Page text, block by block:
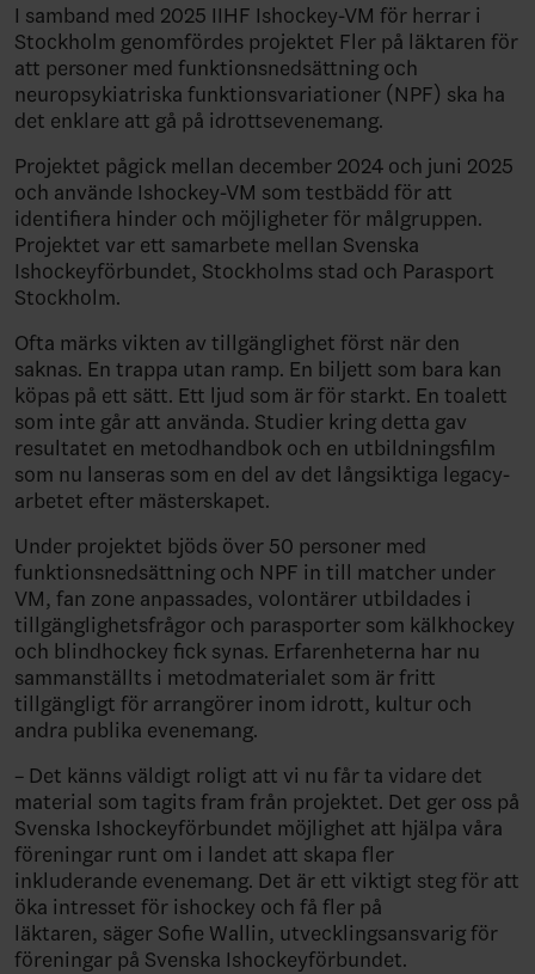
I samband med 2025 IIHF Ishockey-VM för herrar i
Stockholm genomfördes projektet Fler på läktaren för
att personer med funktionsnedsättning och
neuropsykiatriska funktionsvariationer (NPF) ska ha
det enklare att gå på idrottsevenemang.
Projektet pågick mellan december 2024 och juni 2025
och använde Ishockey-VM som testbädd för att
identifiera hinder och möjligheter för målgruppen.
Projektet var ett samarbete mellan Svenska
Ishockeyförbundet, Stockholms stad och Parasport
Stockholm.
Ofta märks vikten av tillgänglighet först när den
saknas. En trappa utan ramp. En biljett som bara kan
köpas på ett sätt. Ett ljud som är för starkt. En toalett
som inte går att använda. Studier kring detta gav
resultatet en metodhandbok och en utbildningsfilm
som nu lanseras som en del av det långsiktiga legacy-
arbetet efter mästerskapet.
Under projektet bjöds över 50 personer med
funktionsnedsättning och NPF in till matcher under
VM, fan zone anpassades, volontärer utbildades i
tillgänglighetsfrågor och parasporter som kälkhockey
och blindhockey fick synas. Erfarenheterna har nu
sammanställts i metodmaterialet som är fritt
tillgängligt för arrangörer inom idrott, kultur och
andra publika evenemang.
– Det känns väldigt roligt att vi nu får ta vidare det
material som tagits fram från projektet. Det ger oss på
Svenska Ishockeyförbundet möjlighet att hjälpa våra
föreningar runt om i landet att skapa fler
inkluderande evenemang. Det är ett viktigt steg för att
öka intresset för ishockey och få fler på
läktaren, säger Sofie Wallin, utvecklingsansvarig för
föreningar på Svenska Ishockeyförbundet.